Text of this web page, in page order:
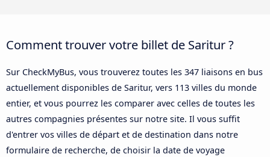
Comment trouver votre billet de Saritur ?
Sur CheckMyBus, vous trouverez toutes les 347 liaisons en bus
actuellement disponibles de Saritur, vers 113 villes du monde
entier, et vous pourrez les comparer avec celles de toutes les
autres compagnies présentes sur notre site. Il vous suffit
d'entrer vos villes de départ et de destination dans notre
formulaire de recherche, de choisir la date de voyage